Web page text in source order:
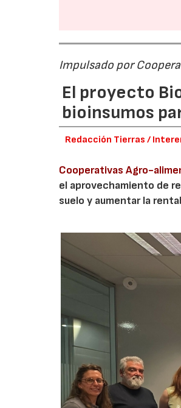
Impulsado por
El proyecto
bioinsumos
Redacción Tierras /
Cooperativas Agro-
el aprovechamiento de
suelo y aumentar la